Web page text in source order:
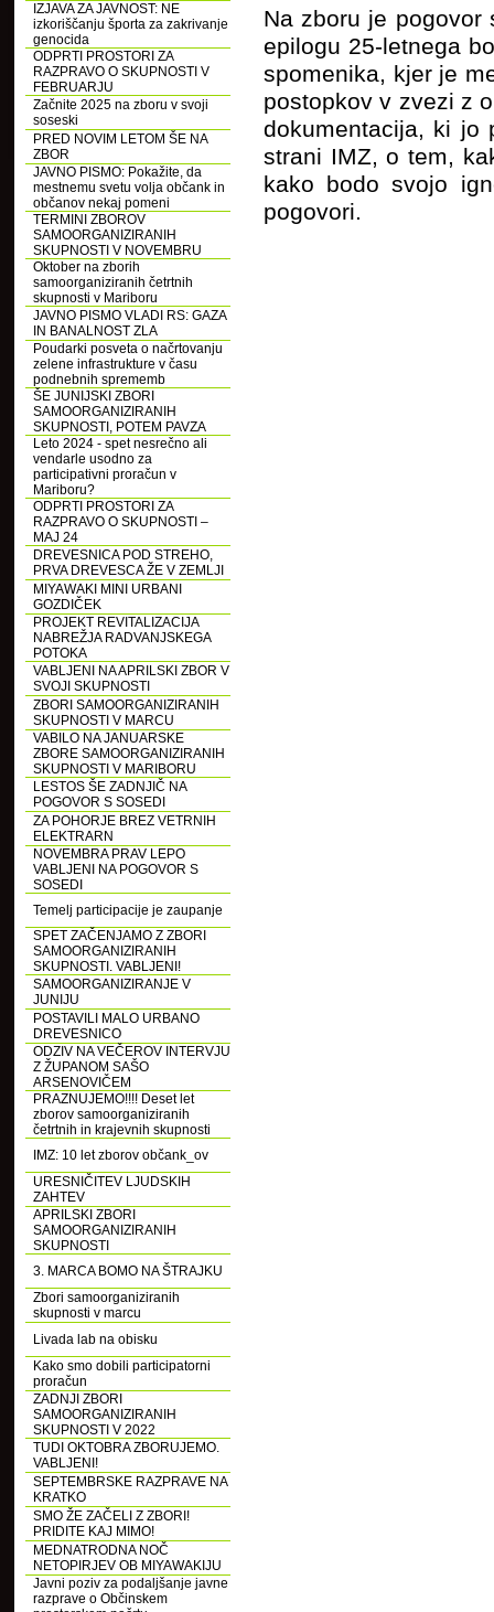
IZJAVA ZA JAVNOST: NE
izkoriščanju športa za zakrivanje
genocida
ODPRTI PROSTORI ZA
RAZPRAVO O SKUPNOSTI V
FEBRUARJU
Začnite 2025 na zboru v svoji
soseski
PRED NOVIM LETOM ŠE NA
ZBOR
JAVNO PISMO: Pokažite, da
mestnemu svetu volja občank in
občanov nekaj pomeni
TERMINI ZBOROV
SAMOORGANIZIRANIH
SKUPNOSTI V NOVEMBRU
Oktober na zborih
samoorganiziranih četrtnih
skupnosti v Mariboru
JAVNO PISMO VLADI RS: GAZA
IN BANALNOST ZLA
Poudarki posveta o načrtovanju
zelene infrastrukture v času
podnebnih sprememb
ŠE JUNIJSKI ZBORI
SAMOORGANIZIRANIH
SKUPNOSTI, POTEM PAVZA
Leto 2024 - spet nesrečno ali
vendarle usodno za
participativni proračun v
Mariboru?
ODPRTI PROSTORI ZA
RAZPRAVO O SKUPNOSTI –
MAJ 24
DREVESNICA POD STREHO,
PRVA DREVESCA ŽE V ZEMLJI
MIYAWAKI MINI URBANI
GOZDIČEK
PROJEKT REVITALIZACIJA
NABREŽJA RADVANJSKEGA
POTOKA
VABLJENI NA APRILSKI ZBOR V
SVOJI SKUPNOSTI
ZBORI SAMOORGANIZIRANIH
SKUPNOSTI V MARCU
VABILO NA JANUARSKE
ZBORE SAMOORGANIZIRANIH
SKUPNOSTI V MARIBORU
LESTOS ŠE ZADNJIČ NA
POGOVOR S SOSEDI
ZA POHORJE BREZ VETRNIH
ELEKTRARN
NOVEMBRA PRAV LEPO
VABLJENI NA POGOVOR S
SOSEDI
Temelj participacije je zaupanje
SPET ZAČENJAMO Z ZBORI
SAMOORGANIZIRANIH
SKUPNOSTI. VABLJENI!
SAMOORGANIZIRANJE V
JUNIJU
POSTAVILI MALO URBANO
DREVESNICO
ODZIV NA VEČEROV INTERVJU
Z ŽUPANOM SAŠO
ARSENOVIČEM
PRAZNUJEMO!!!! Deset let
zborov samoorganiziranih
četrtnih in krajevnih skupnosti
IMZ: 10 let zborov občank_ov
URESNIČITEV LJUDSKIH
ZAHTEV
APRILSKI ZBORI
SAMOORGANIZIRANIH
SKUPNOSTI
3. MARCA BOMO NA ŠTRAJKU
Zbori samoorganiziranih
skupnosti v marcu
Livada lab na obisku
Kako smo dobili participatorni
proračun
ZADNJI ZBORI
SAMOORGANIZIRANIH
SKUPNOSTI V 2022
TUDI OKTOBRA ZBORUJEMO.
VABLJENI!
SEPTEMBRSKE RAZPRAVE NA
KRATKO
SMO ŽE ZAČELI Z ZBORI!
PRIDITE KAJ MIMO!
MEDNATRODNA NOČ
NETOPIRJEV OB MIYAWAKIJU
Javni poziv za podaljšanje javne
razprave o Občinskem
Na zboru je pogovor
epilogu 25-letnega
spomenika, kjer je
postopkov v zvezi z
dokumentacija, ki jo
strani IMZ, o tem,
kako bodo svojo
pogovori.